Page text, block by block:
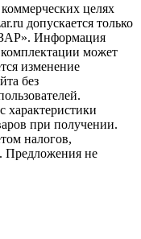
целях
допускается только
Информация
комплектации может
изменение
без
характеристики
при получении.
налогов,
Предложения не